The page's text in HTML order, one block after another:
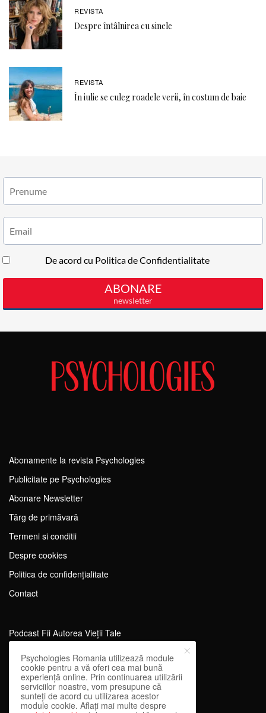
REVISTA
Despre întâlnirea cu sinele
REVISTA
În iulie se culeg roadele verii, în costum de baie
Abonamente la revista Psychologies
Publicitate pe Psychologies
Abonare Newsletter
Tărg de primăvară
Termeni si conditii
Despre cookies
Politica de confidențialitate
Contact
Podcast Fii Autorea Vieții Tale
Evenimente Fii Autoarea Vieții Tale!
SportEdu
Antrenament Mental pentru Sportivi
Learning Network
Psychologies Romania utilizează module
cookie pentru a vă oferi cea mai bună
experiență online. Prin continuarea utilizării
serviciilor noastre, vom presupune că
sunteți de acord cu utilizarea acestor
module cookie. Aflați mai multe despre